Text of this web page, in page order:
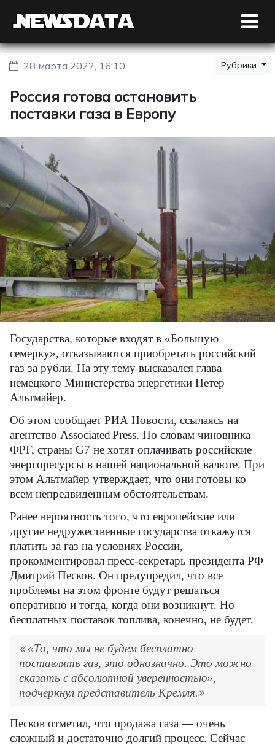
28 марта 2022, 16:10 Рубрики
Россия готова остановить
поставки газа в Европу
Государства, которые входят в «Большую
семерку», отказываются приобретать российский
газ за рубли. На эту тему высказался глава
немецкого Министерства энергетики Петер
Альтмайер.
Об этом сообщает РИА Новости, ссылаясь на
агентство AssociatedPress. По словам чиновника
ФРГ, страны G7 не хотят оплачивать российские
энергоресурсы в нашей национальной валюте. При
этом Альтмайер утверждает, что они готовы ко
всем непредвиденным обстоятельствам.
Ранее вероятность того, что европейские или
другие недружественные государства откажутся
платить за газ на условиях России,
прокомментировал пресс-секретарь президента РФ
Дмитрий Песков. Он предупредил, что все
проблемы на этом фронте будут решаться
оперативно и тогда, когда они возникнут. Но
бесплатных поставок топлива, конечно, не будет.
«То, что мы не будем бесплатно
поставлять газ, это однозначно. Это можно
сказать с абсолютной уверенностью», —
подчеркнул представитель Кремля.
Песков отметил, что продажа газа — очень
сложный и достаточно долгий процесс. Сейчас